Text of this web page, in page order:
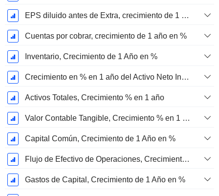
EPS diluido antes de Extra, crecimiento de 1 año %
Cuentas por cobrar, crecimiento de 1 año en %
Inventario, Crecimiento de 1 Año en %
Crecimiento en % en 1 año del Activo Neto Inmovilizado Material
Activos Totales, Crecimiento % en 1 año
Valor Contable Tangible, Crecimiento % en 1 año
Capital Común, Crecimiento de 1 Año en %
Flujo de Efectivo de Operaciones, Crecimiento de 1 Año en %
Gastos de Capital, Crecimiento de 1 Año en %